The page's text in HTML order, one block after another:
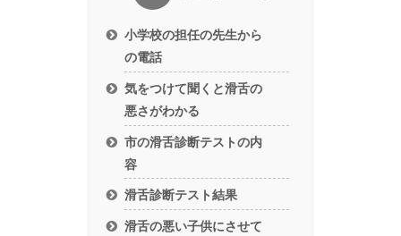
小学校の担任の先生から
の電話
気をつけて聞くと滑舌の
悪さがわかる
市の滑舌診断テストの内
容
滑舌診断テスト結果
滑舌の悪い子供にさせて